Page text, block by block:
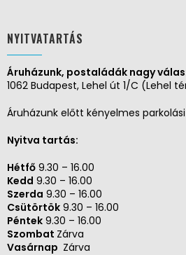
NYITVATARTÁS
Áruházunk, postaládák nagy
1062 Budapest, Lehel út 1/C (Lehel
Áruházunk előtt kényelmes
Nyitva tartás:
Hétfő 9.30 – 16.00
Kedd 9.30 – 16.00
Szerda 9.30 – 16.00
Csütörtök 9.30 – 16.00
Péntek 9.30 – 16.00
Szombat Zárva
Vasárnap Zárva